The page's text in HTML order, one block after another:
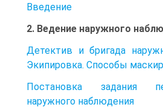
Введение
2. Ведение наружного
Детектив и бригада
Экипировка. Способы
Постановка задания
наружного наблюдения